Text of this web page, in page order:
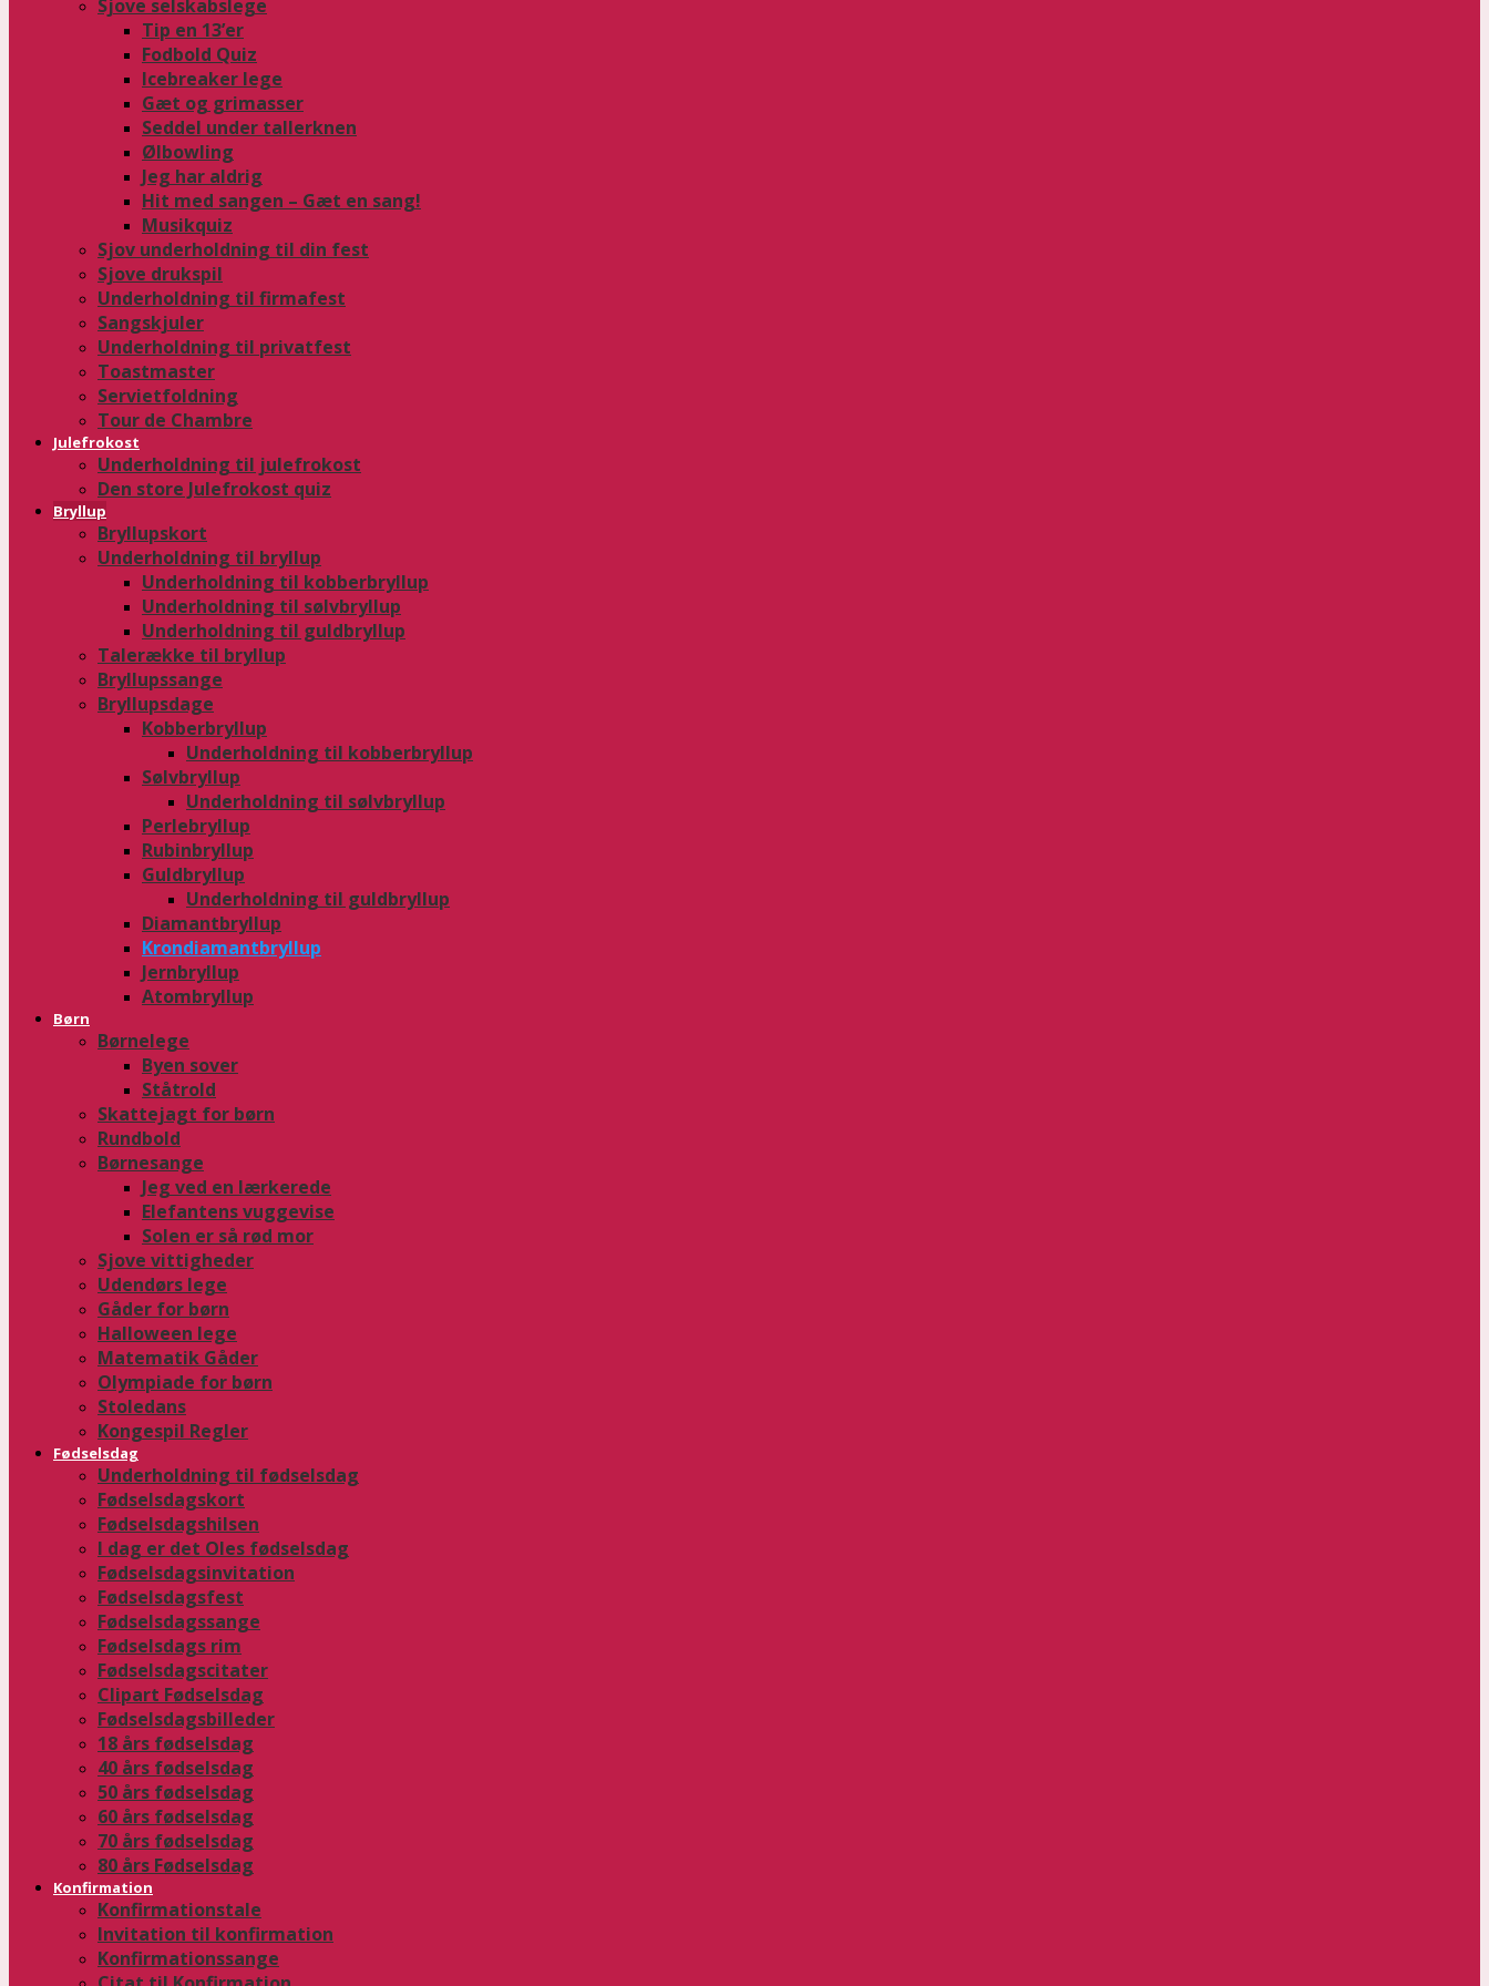
Sjove selskabslege
Tip en 13’er
Fodbold Quiz
Icebreaker lege
Gæt og grimasser
Seddel under tallerknen
Ølbowling
Jeg har aldrig
Hit med sangen – Gæt en sang!
Musikquiz
Sjov underholdning til din fest
Sjove drukspil
Underholdning til firmafest
Sangskjuler
Underholdning til privatfest
Toastmaster
Servietfoldning
Tour de Chambre
Julefrokost
Underholdning til julefrokost
Den store Julefrokost quiz
Bryllup
Bryllupskort
Underholdning til bryllup
Underholdning til kobberbryllup
Underholdning til sølvbryllup
Underholdning til guldbryllup
Talerække til bryllup
Bryllupssange
Bryllupsdage
Kobberbryllup
Underholdning til kobberbryllup
Sølvbryllup
Underholdning til sølvbryllup
Perlebryllup
Rubinbryllup
Guldbryllup
Underholdning til guldbryllup
Diamantbryllup
Krondiamantbryllup
Jernbryllup
Atombryllup
Børn
Børnelege
Byen sover
Ståtrold
Skattejagt for børn
Rundbold
Børnesange
Jeg ved en lærkerede
Elefantens vuggevise
Solen er så rød mor
Sjove vittigheder
Udendørs lege
Gåder for børn
Halloween lege
Matematik Gåder
Olympiade for børn
Stoledans
Kongespil Regler
Fødselsdag
Underholdning til fødselsdag
Fødselsdagskort
Fødselsdagshilsen
I dag er det Oles fødselsdag
Fødselsdagsinvitation
Fødselsdagsfest
Fødselsdagssange
Fødselsdags rim
Fødselsdagscitater
Clipart Fødselsdag
Fødselsdagsbilleder
18 års fødselsdag
40 års fødselsdag
50 års fødselsdag
60 års fødselsdag
70 års fødselsdag
80 års Fødselsdag
Konfirmation
Konfirmationstale
Invitation til konfirmation
Konfirmationssange